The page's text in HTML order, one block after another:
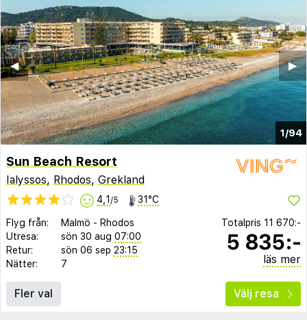
1/94
▶︎
◀︎
Sun Beach Resort
Ialyssos, Rhodos, Grekland
4,1 /5 31°C
Flyg från: Malmö - Rhodos
Utresa:
sön 30 aug 07:00
Retur:
sön 06 sep 23:15
Nätter:
7
Totalpris 11 670:-
5 835:-
läs mer
Fler val Välj resa